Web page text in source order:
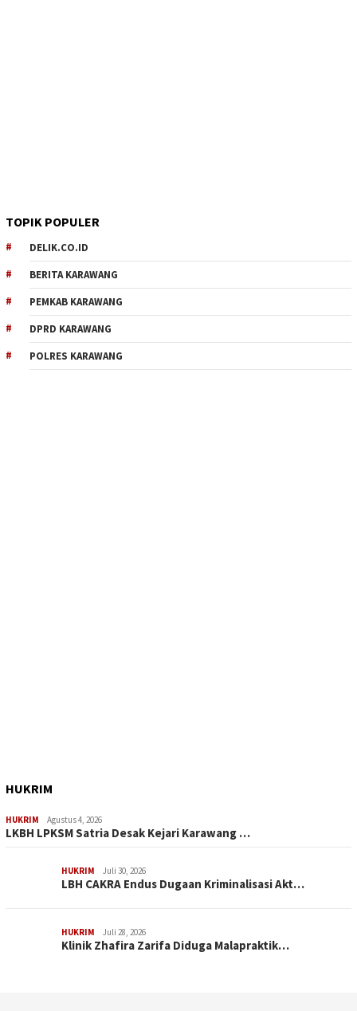
TOPIK POPULER
DELIK.CO.ID
BERITA KARAWANG
PEMKAB KARAWANG
DPRD KARAWANG
POLRES KARAWANG
HUKRIM
HUKRIM Agustus 4, 2026
LKBH LPKSM Satria Desak Kejari Karawang …
HUKRIM Juli 30, 2026
LBH CAKRA Endus Dugaan Kriminalisasi Akt…
HUKRIM Juli 28, 2026
Klinik Zhafira Zarifa Diduga Malapraktik…